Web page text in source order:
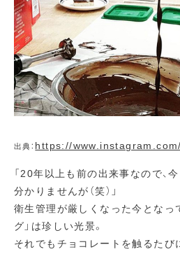
出典： https://www.instagram.com/
「20年以上も前の出来事なので、
分かりませんが（笑）」
衛生管理が厳しくなった今となっ
グ」は珍しい光景。
それでもチョコレートを触るたび